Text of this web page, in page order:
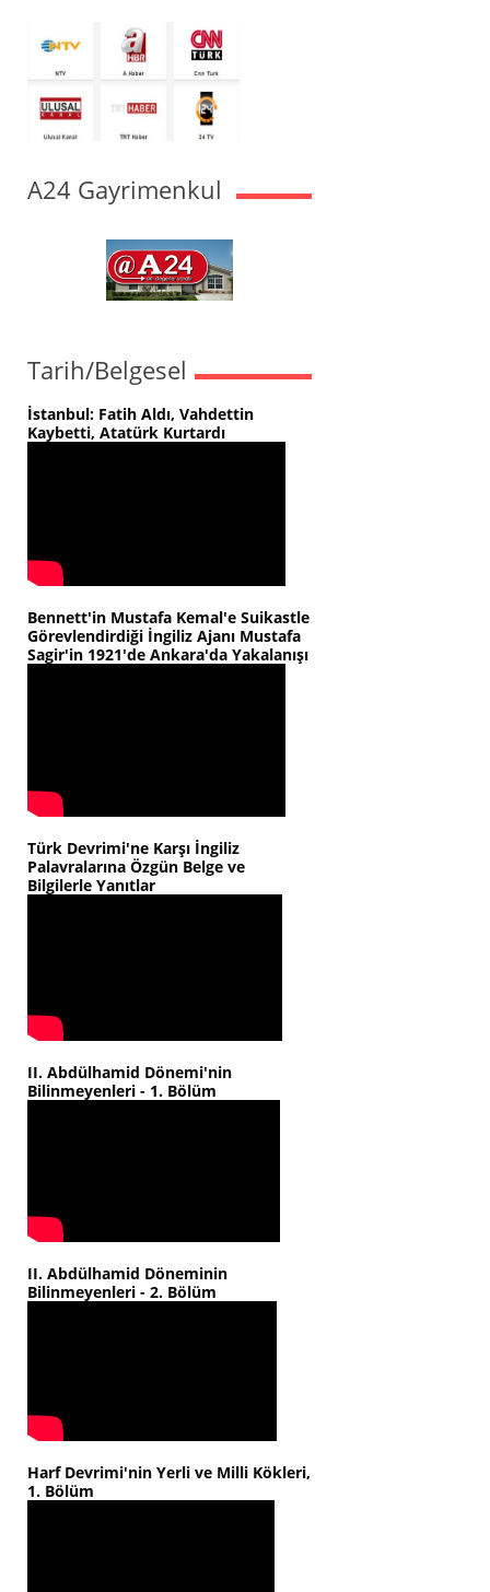
A24 Gayrimenkul
Tarih/Belgesel
İstanbul: Fatih Aldı, Vahdettin
Kaybetti, Atatürk Kurtardı
Bennett'in Mustafa Kemal'e Suikastle
Görevlendirdiği İngiliz Ajanı Mustafa
Sagir'in 1921'de Ankara'da Yakalanışı
Türk Devrimi'ne Karşı İngiliz
Palavralarına Özgün Belge ve
Bilgilerle Yanıtlar
II. Abdülhamid Dönemi'nin
Bilinmeyenleri - 1. Bölüm
II. Abdülhamid Döneminin
Bilinmeyenleri - 2. Bölüm
Harf Devrimi'nin Yerli ve Milli Kökleri,
1. Bölüm